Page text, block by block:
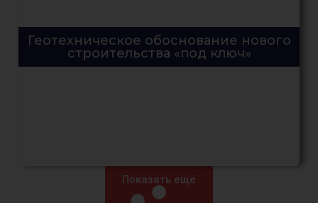
Геотехническое обоснование нового
строительства «под ключ»
Показать ещё